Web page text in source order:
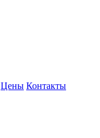
Цены Контакты